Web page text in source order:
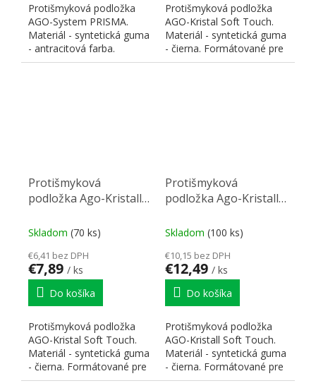
Protišmyková podložka
AGO-System PRISMA.
Materiál - syntetická guma
- antracitová farba.
Rozmer dosky 722 x 474
Protišmyková podložka
AGO-Kristal Soft Touch.
Materiál - syntetická guma
- čierna. Formátované pre
zásuvky Strong Box...
Protišmyková
podložka Ago-Kristall
čierna 481x474mm
Skladom (70 ks)
€6,41 bez DPH
€7,89 / ks
Do košíka
Protišmyková podložka
AGO-Kristal Soft Touch.
Materiál - syntetická guma
- čierna. Formátované pre
zásuvky Strong Box...
Protišmyková
podložka Ago-Kristall
čierna 781x474mm
Skladom (100 ks)
€10,15 bez DPH
€12,49 / ks
Do košíka
Protišmyková podložka
AGO-Kristall Soft Touch.
Materiál - syntetická guma
- čierna. Formátované pre
zásuvky Strong...